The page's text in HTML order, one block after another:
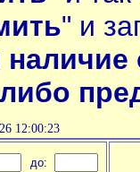
" и
либо
12:00:23
до: